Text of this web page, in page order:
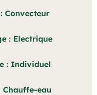
Convecteur
Electrique
Individuel
Chauffe-eau